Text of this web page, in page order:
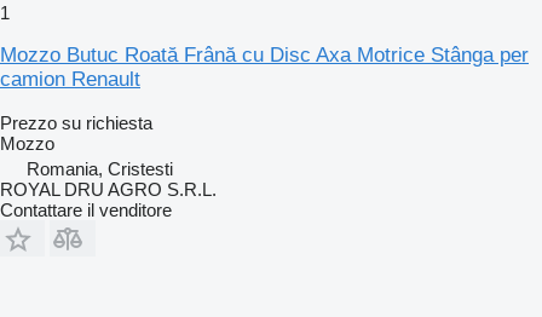
1
Mozzo Butuc Roată Frână cu Disc Axa Motrice Stânga per
camion Renault
Prezzo su richiesta
Mozzo
Romania, Cristesti
ROYAL DRU AGRO S.R.L.
Contattare il venditore